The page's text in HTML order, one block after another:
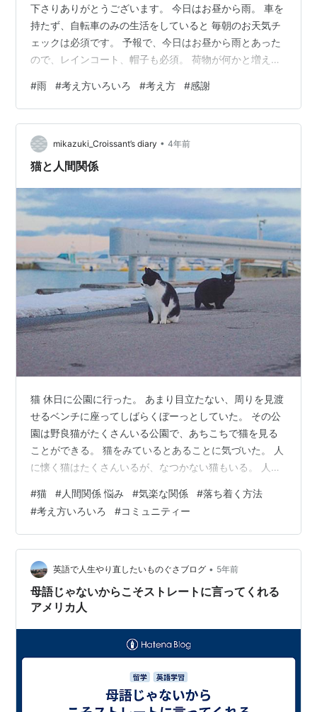
下さりありがとうございます。 今日はお昼から雨。 車を
持たず、自転車のみの生活をしていると 毎朝のお天気チ
ェックは必須です。 予報で、今日はお昼から雨とあった
ので、レインコート、帽子も必須。 荷物が何かと増える
けど、ものは考えようです。 ここ2日、晴れが続き 畑の
水やりに行けなかったことを思い出し。。。 雨は面倒な
んて言ってた私は、有難いと気付かされる。筍も、雨の
後は ニョキニョキ頭を出し 蒔いた種も双葉を見せてくれ
る。 なんと、有難い。 文句を言ってないで 感謝せねば
#雨 #考え方いろいろ #考え方 #感謝
mikazuki_Croissant’s diary • 4年前
猫と人間関係
猫 休日に公園に行った。 あまり目立たない、周りを見渡
せるベンチに座ってしばらくぼーっとしていた。 その公
園は野良猫がたくさんいる公園で、あちこちで猫を見る
ことができる。 猫をみているとあることに気づいた。 人
に懐く猫はたくさんいるが、なつかない猫もいる。 人間
た人間にしか近づかないのかもしれない 私はどちらかと
いうと犬派です。 犬のイメージは比較的人懐っこい犬が
多い気がする 中には人間が嫌いな犬もいるけど。 でも、
猫と比べた時、犬の方が人懐っこい気がする 自分の性格
はどちらかというと人嫌いな猫に近い 人間関係はとても
複雑だと思う 自分の性格…
#猫 #人間関係 悩み #気楽な関係 #落ち着く方法
#考え方いろいろ #コミュニティー
英語で人生やり直したいものぐさブログ • 5年前
母語じゃないからこそストレートに言ってくれる
アメリカ人